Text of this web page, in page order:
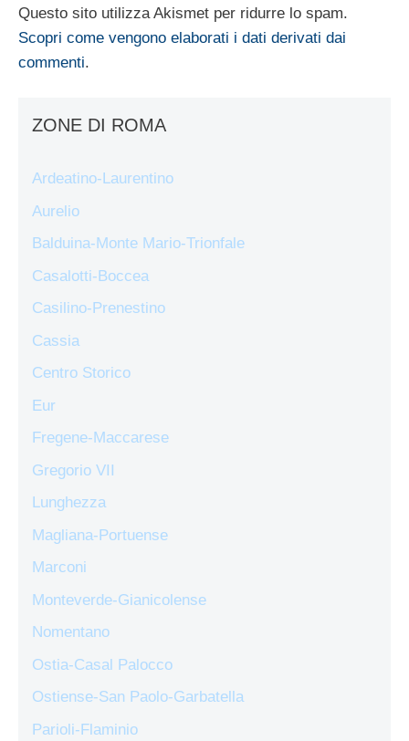
Questo sito utilizza Akismet per ridurre lo spam.
Scopri come vengono elaborati i dati derivati dai
commenti.
ZONE DI ROMA
Ardeatino-Laurentino
Aurelio
Balduina-Monte Mario-Trionfale
Casalotti-Boccea
Casilino-Prenestino
Cassia
Centro Storico
Eur
Fregene-Maccarese
Gregorio VII
Lunghezza
Magliana-Portuense
Marconi
Monteverde-Gianicolense
Nomentano
Ostia-Casal Palocco
Ostiense-San Paolo-Garbatella
Parioli-Flaminio